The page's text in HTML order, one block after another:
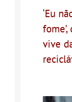
‘Eu
vive